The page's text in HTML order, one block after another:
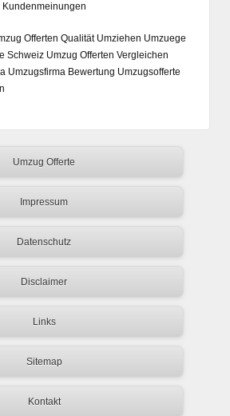
Kundenmeinungen
Offerten Qualität Umziehen Umzuege
Schweiz Umzug Offerten Vergleichen
Umzugsfirma Bewertung Umzugsofferte
Umzug Offerte
Impressum
Datenschutz
Disclaimer
Links
Sitemap
Kontakt